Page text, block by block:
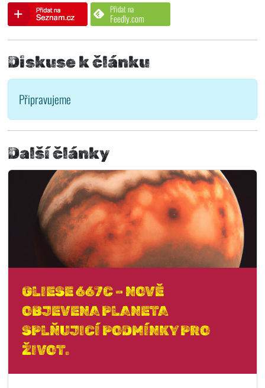
Přidat na
Feedly.com
Diskuse k článku
Připravujeme
Další články
GLIESE 667C – NOVĚ
OBJEVENA PLANETA
SPLŇUJICÍ PODMÍNKY PRO
ŽIVOT.